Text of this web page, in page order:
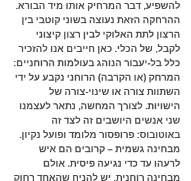
להשפיע, דבר המרחיק אותו מיד הבורא.
ההרחקה הזאת נעוצה בשוני קוטבי בין
הרצון לתת האלוקי לבין רצון קיצוני
לקבל, של הכלי. כאן חייבים אנו להזכיר
כלל בל-יעבור הנוהג בעולמות הרוחניים:
המרחק (או הקרבה) הרוחני נקבע על ידי
השתוות צורה או שינוי-צורה של
הישויות. לצורך המחשה, נתאר לעצמנו
שני אנשים היושבים זה לצד זה
באוטובוס: פרופסור מלומד ופועל נקיון.
מבחינה גשמית – קרובים הם איש
לרעהו עד כדי נגיעה פיסית. אולם
מבחינה רוחנית, יש להניח שהאחד רחוק